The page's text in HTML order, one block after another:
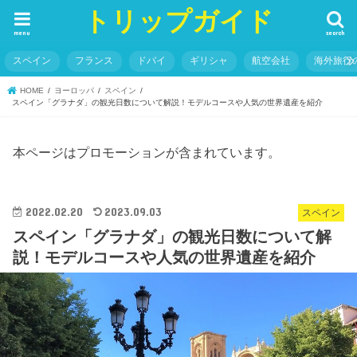
トリップガイド search
menu
スペイン フランス ドバイ ギリシャ 航空会社 海外旅行
HOME ヨーロッパ
スペイン
スペイン「グラナダ」の観光日数について解説！モデルコースや人気の世界遺産を紹介
本ページはプロモーションが含まれています。
スペイン
2022.02.20 2023.09.03
スペイン「グラナダ」の観光日数について解
説！モデルコースや人気の世界遺産を紹介